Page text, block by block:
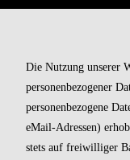
Die Nutzung unserer
personenbezogener
personenbezogene
eMail-Adressen)
stets auf freiwilliger